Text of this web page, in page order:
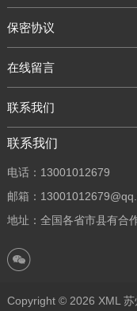
保密协议
在线留言
联系我们
联系我们
电话：13001012679
邮箱：
地址：全国各省市县有合
Copyright © 2026 XML 苏